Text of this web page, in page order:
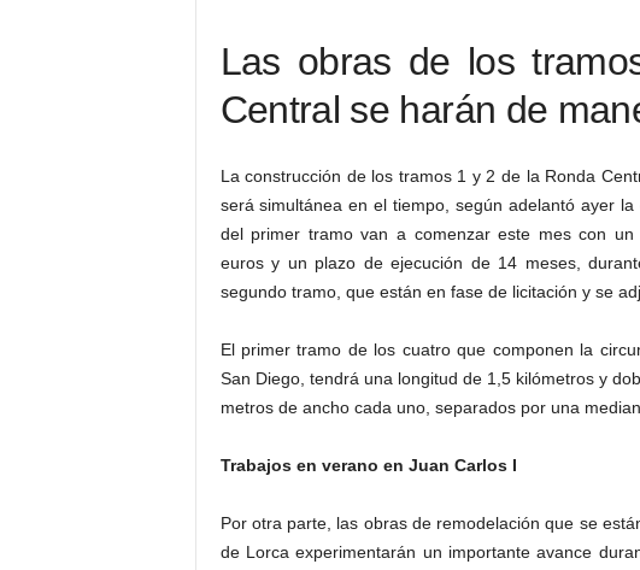
Las obras de los
Central se harán de
La construcción de los tramos 1 y 2 de la Ronda
será simultánea en el tiempo, según adelantó ayer
del primer tramo van a comenzar este mes con
euros y un plazo de ejecución de 14 meses,
segundo tramo, que están en fase de licitación y se
El primer tramo de los cuatro que componen la
San Diego, tendrá una longitud de 1,5 kilómetros y
metros de ancho cada uno, separados por una
Trabajos en verano en Juan Carlos I
Por otra parte, las obras de remodelación que se
de Lorca experimentarán un importante avance